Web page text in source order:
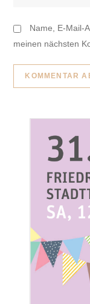
Name, E-Mail-
meinen nächsten